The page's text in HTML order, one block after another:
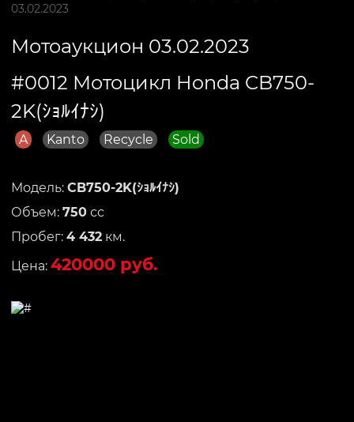
03.02.2023
Мотоаукцион 03.02.2023
#0012 Мотоцикл Honda CB750-
2K(ｼｮﾙｲﾅｼ)
A Kanto Recycle Sold
Модель: CB750-2K(ｼｮﾙｲﾅｼ)
Объем: 750 сс
Пробег: 4 432 км.
Цена: 420000 руб.